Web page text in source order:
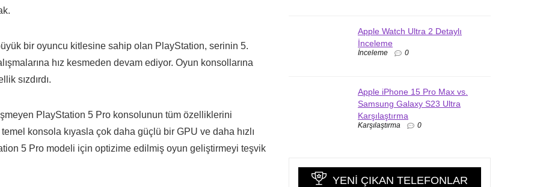
bir oyuncu kitlesine sahip olan PlayStation, serinin 5.
hız kesmeden devam ediyor. Oyun konsollarına
sızdırdı.
PlayStation 5 Pro konsolunun tüm özelliklerini
konsola kıyasla çok daha güçlü bir GPU ve daha hızlı
5 Pro modeli için optizime edilmiş oyun geliştirmeyi teşvik
Apple Watch Ultra 2 Detaylı
İnceleme
İnceleme 0
Apple iPhone 15 Pro Max vs.
Samsung Galaxy S23 Ultra
Karşılaştırma
Karşılaştırma 0
YENI ÇIKAN TELEFONLAR